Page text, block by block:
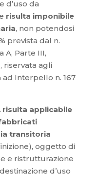
d’uso da
risulta imponibile
, non potendosi
prevista dal n.
A, Parte III,
riservata agli
ad Interpello n. 167
applicabile
transitoria
oggetto di
e ristrutturazione
d’uso